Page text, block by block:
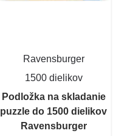
Ravensburger
1500 dielikov
Podložka na skladanie
puzzle do 1500 dielikov
Ravensburger